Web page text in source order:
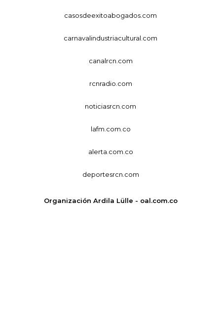
casosdeexitoabogados.com
carnavalindustriacultural.com
canalrcn.com
rcnradio.com
noticiasrcn.com
lafm.com.co
alerta.com.co
deportesrcn.com
Organización Ardila Lülle - oal.com.co